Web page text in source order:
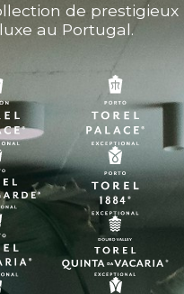
de prestigieux
au Portugal.